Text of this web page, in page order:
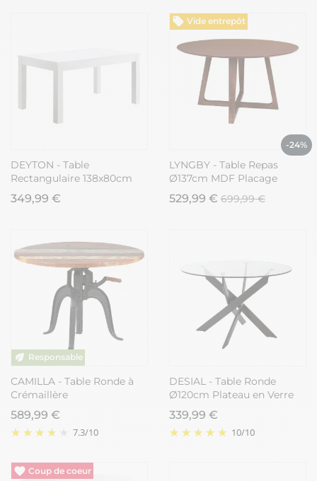
DEYTON - Table
Rectangulaire 138x80cm
Laquée Blanc Brillant
349,99 €
Vide entrepôt
-24%
LYNGBY - Table Repas
Ø137cm MDF Placage
Noyer
529,99 € 699,99 €
CAMILLA - Table Ronde à
Crémaillère
589,99 €
7.3/10
DESIAL - Table Ronde
Ø120cm Plateau en Verre
Piétement Croisé Métal
Noir
339,99 €
10/10